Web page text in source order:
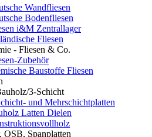
Wandfliesen
Bodenfliesen
i&M Zentrallager
Fliesen
- Fliesen & Co.
Zubehör
Baustoffe Fliesen
3-Schicht
und Mehrschichtplatten
Latten Dielen
OSB, Spanplatten